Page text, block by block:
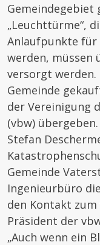
Gemeindegebiet
„Leuchttürme“,
Anlaufpunkte für
werden, müssen
versorgt werden.
Gemeinde
der Vereinigung
(vbw) übergeben.
Stefan
Gemeinde
Ingenieurbüro
den Kontakt
Präsident der
„Auch wenn ein